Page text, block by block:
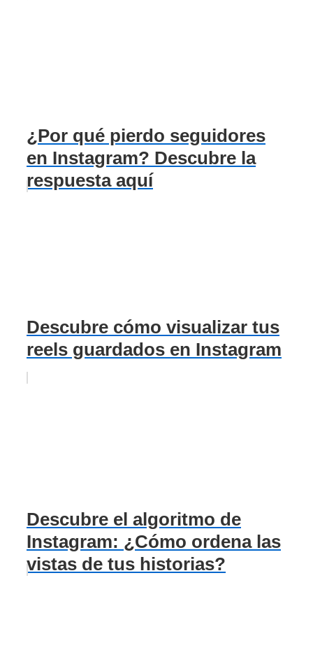
¿Por qué pierdo seguidores
en Instagram? Descubre la
respuesta aquí
Descubre cómo visualizar tus
reels guardados en Instagram
Descubre el algoritmo de
Instagram: ¿Cómo ordena las
vistas de tus historias?